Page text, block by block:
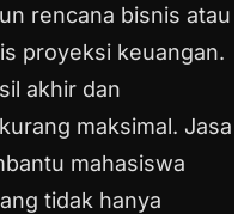
rencana bisnis atau
proyeksi keuangan.
akhir dan
maksimal. Jasa
mahasiswa
tidak hanya